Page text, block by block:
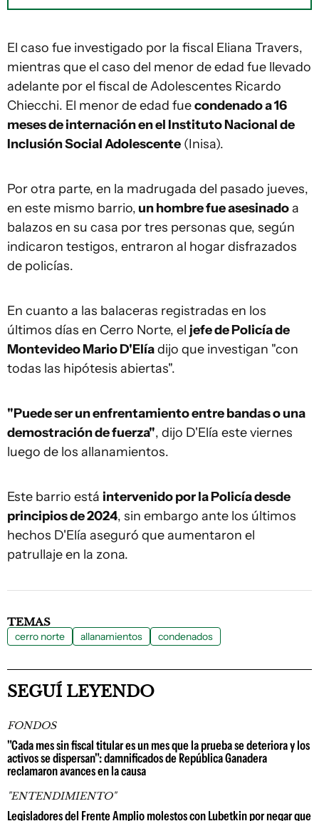
El caso fue investigado por la fiscal Eliana Travers,
mientras que el caso del menor de edad fue llevado
adelante por el fiscal de Adolescentes Ricardo
Chiecchi. El menor de edad fuecondenado a 16
meses de internación en el Instituto Nacional de
Inclusión Social Adolescente (Inisa).
Por otra parte, en la madrugada del pasado jueves,
en este mismo barrio, un hombre fue asesinadoa
balazos en su casa por tres personas que, según
indicaron testigos, entraron al hogar disfrazados
de policías.
En cuanto a las balaceras registradas en los
últimos días en Cerro Norte, el jefe de Policía de
Montevideo Mario D'Elíadijo que investigan "con
todas las hipótesis abiertas".
"Puede ser un enfrentamiento entre bandas o una
demostración de fuerza", dijo D'Elía este viernes
luego de los allanamientos.
Este barrio está intervenido por la Policía desde
principios de 2024, sin embargo ante los últimos
hechos D'Elía aseguró que aumentaron el
patrullaje en la zona.
TEMAS
cerro norte allanamientos condenados
SEGUÍ LEYENDO
FONDOS
"Cada mes sin fiscal titular es un mes que la prueba se deteriora y los
activos se dispersan": damnificados de República Ganadera
reclamaron avances en la causa
"ENTENDIMIENTO"
Legisladores del Frente Amplio molestos con Lubetkin por negar que